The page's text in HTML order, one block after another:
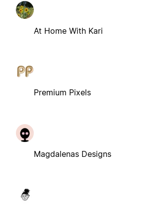
At Home With Kari
Premium Pixels
Magdalenas Designs